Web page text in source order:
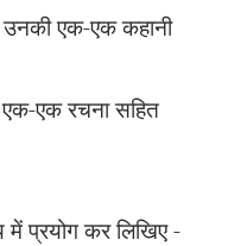
उनकी एक-एक कहानी
एक-एक रचना सहित
में प्रयोग कर लिखिए -